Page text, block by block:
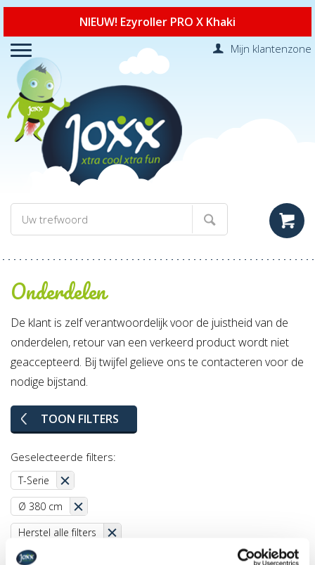
NIEUW! Ezyroller PRO X Khaki
Mijn klantenzone
Onderdelen
De klant is zelf verantwoordelijk voor de juistheid van de
onderdelen, retour van een verkeerd product wordt niet
geaccepteerd. Bij twijfel gelieve ons te contacteren voor de
nodige bijstand.
TOON FILTERS
Geselecteerde filters:
T-Serie
Ø 380 cm
Herstel alle filters